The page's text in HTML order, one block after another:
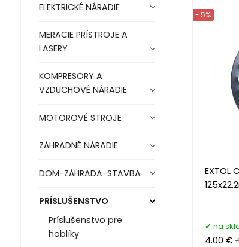
ELEKTRICKÉ NÁRADIE
MERACIE PRÍSTROJE A
LASERY
KOMPRESORY A
VZDUCHOVÉ NÁRADIE
MOTOROVÉ STROJE
ZÁHRADNÉ NÁRADIE
DOM-ZÁHRADA-STAVBA
PRÍSLUŠENSTVO
Príslušenstvo pre
hoblíky
EXTOL
- 5%
na
4.00 €